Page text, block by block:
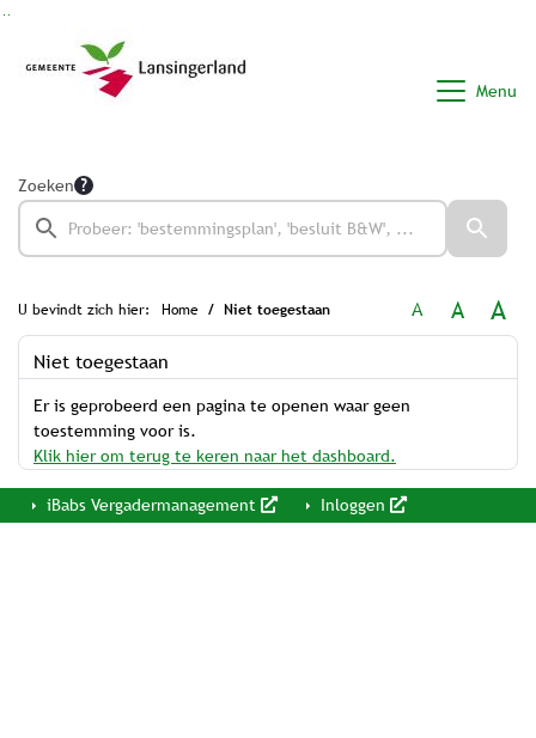
Menu
Zoeken
U bevindt zich hier: Home Niet toegestaan A A A
Niet toegestaan
Er is geprobeerd een pagina te openen waar geen
toestemming voor is.
Klik hier om terug te keren naar het dashboard.
iBabs Vergadermanagement Inloggen